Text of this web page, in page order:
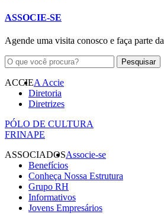
ASSOCIE-SE
Agende uma visita conosco e faça parte
ACCIEA Accie
Diretoria
Diretrizes
PÓLO DE CULTURA
FRINAPE
ASSOCIADOSAssocie-se
Benefícios
Conheça Nossa Estrutura
Grupo RH
Informativos
Jovens Empresários